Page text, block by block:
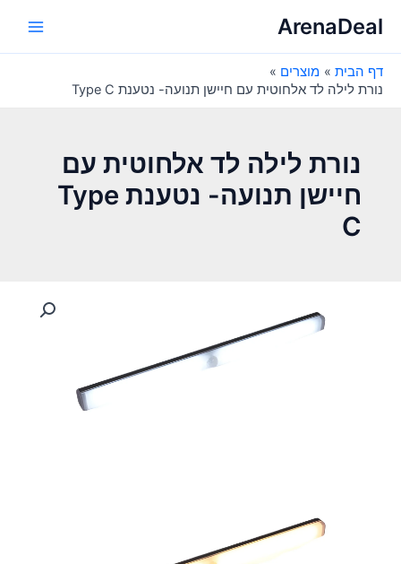
לתוכןArenaDeal
דף הבית
מוצרים
נורת לילה לד אלחוטית עם חיישן תנועה- נטענת Type C
נורת לילה לד אלחוטית עם
חיישן תנועה- נטענת Type
C